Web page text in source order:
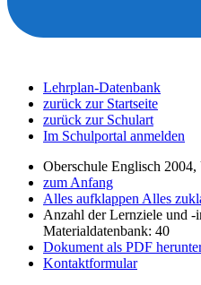
Lehrplan-Datenbank
zurück zur Startseite
zurück zur Schulart
Im Schulportal anmelden
Oberschule Englisch
zum Anfang
Alles aufklappen Alles
Anzahl der Lernziele und -
Materialdatenbank: 40
Dokument als PDF
Kontaktformular